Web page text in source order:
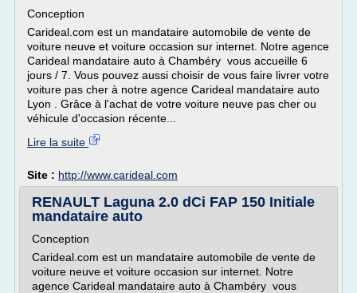
Conception
Carideal.com est un mandataire automobile de vente de
voiture neuve et voiture occasion sur internet. Notre agence
Carideal mandataire auto à Chambéry vous accueille 6
jours / 7. Vous pouvez aussi choisir de vous faire livrer votre
voiture pas cher à notre agence Carideal mandataire auto
Lyon . Grâce à l'achat de votre voiture neuve pas cher ou
véhicule d'occasion récente...
Lire la suite
Site : http://www.carideal.com
RENAULT Laguna 2.0 dCi FAP 150 Initiale
mandataire auto
Conception
Carideal.com est un mandataire automobile de vente de
voiture neuve et voiture occasion sur internet. Notre
agence Carideal mandataire auto à Chambéry vous